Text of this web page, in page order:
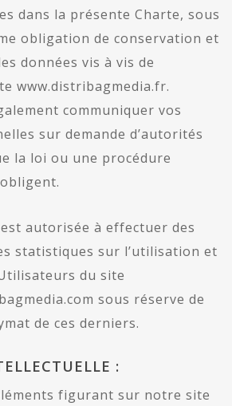
dans la présente Charte, sous
obligation de conservation et
données vis à vis de
www.distribagmedia.fr.
communiquer vos
sur demande d’autorités
la loi ou une procédure
est autorisée à effectuer des
statistiques sur l’utilisation et
du site
sous réserve de
de ces derniers.
:
figurant sur notre site